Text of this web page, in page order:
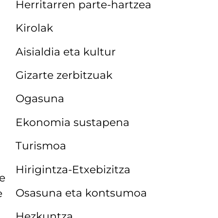
Herritarren parte-hartzea
Kirolak
Aisialdia eta kultur
Gizarte zerbitzuak
Ogasuna
Ekonomia sustapena
Turismoa
Hirigintza-Etxebizitza
Osasuna eta kontsumoa